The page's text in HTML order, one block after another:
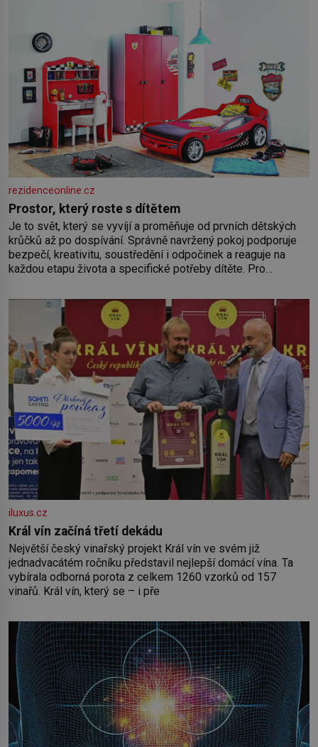
rezidenceonline.cz
Prostor, který roste s dítětem
Je to svět, který se vyvíjí a proměňuje od prvních dětských
krůčků až po dospívání. Správně navržený pokoj podporuje
bezpečí, kreativitu, soustředění i odpočinek a reaguje na
každou etapu života a specifické potřeby dítěte. Pro
by pokoj miminka měl působit především klidně a útulně.
Předškolní věk je
iluxus.cz
Král vín začíná třetí dekádu
Největší český vinařský projekt Král vín ve svém již
jednadvacátém ročníku představil nejlepší domácí vína. Ta
vybírala odborná porota z celkem 1260 vzorků od 157
vinařů. Král vín, který se – i pře